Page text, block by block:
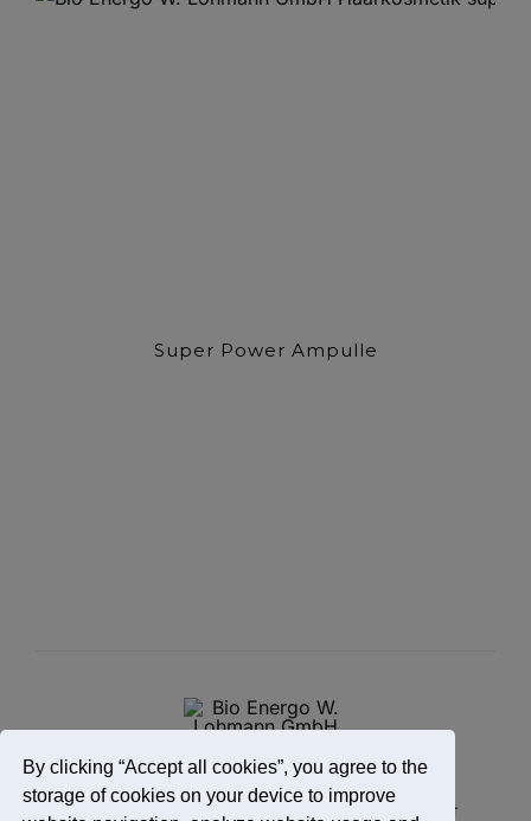
Super Power Ampulle
Impressum Datenschutzerklärung Kontakt
By clicking “Accept all cookies”, you agree to the
storage of cookies on your device to improve